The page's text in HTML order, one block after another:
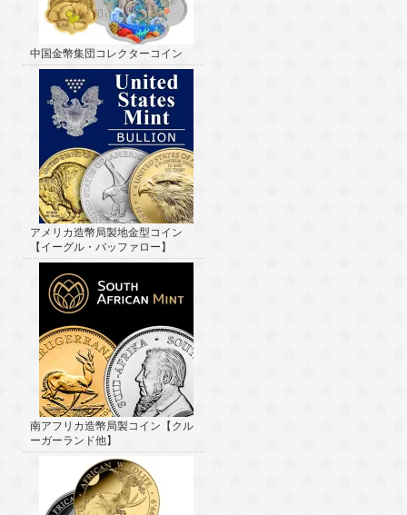
中国金幣集団コレクターコイン
アメリカ造幣局製地金型コイン
【イーグル・バッファロー】
南アフリカ造幣局製コイン【クル
ーガーランド他】